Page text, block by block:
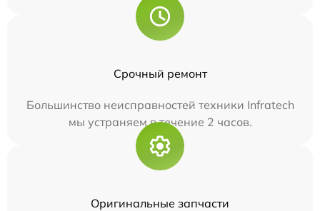
Срочный ремонт
Большинство неисправностей техники Infratech
мы устраняем в течение 2 часов.
Оригинальные запчасти